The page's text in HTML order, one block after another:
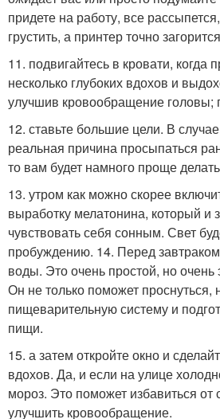
придете на работу, все
грустить, а принтер точно
11. подвигайтесь в кровати, когда
несколько глубоких вдохов и
улучшив кровообращение головы;
12. ставьте большие цели. В
реальная причина просыпаться
то вам будет намного проще
13. утром как можно скорее
выработку мелатонина, который и
чувствовать себя сонным. Свет
пробуждению. 14. Перед
воды. Это очень простой, но
Он не только поможет проснуться,
пищеварительную систему и
пищи.
15. а затем откройте окно и
вдохов. Да, и если на улице
мороз. Это поможет избавиться от
улучшить кровообращение.